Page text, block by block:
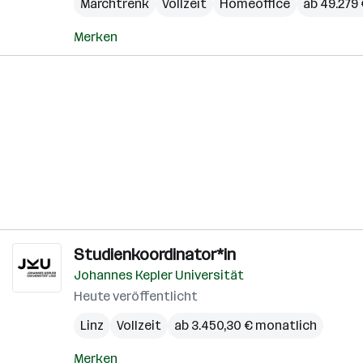
Marchtrenk
Vollzeit Homeoffice ab
Merken
Studienkoordinator*in
Johannes Kepler Universität
Heute veröffentlicht
Linz
Vollzeit ab 3.450,30 € monatlich
Merken